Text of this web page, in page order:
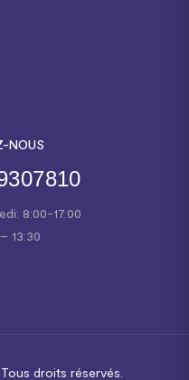
NOUS
8:00-17:00
13:30
Tous droits réservés.